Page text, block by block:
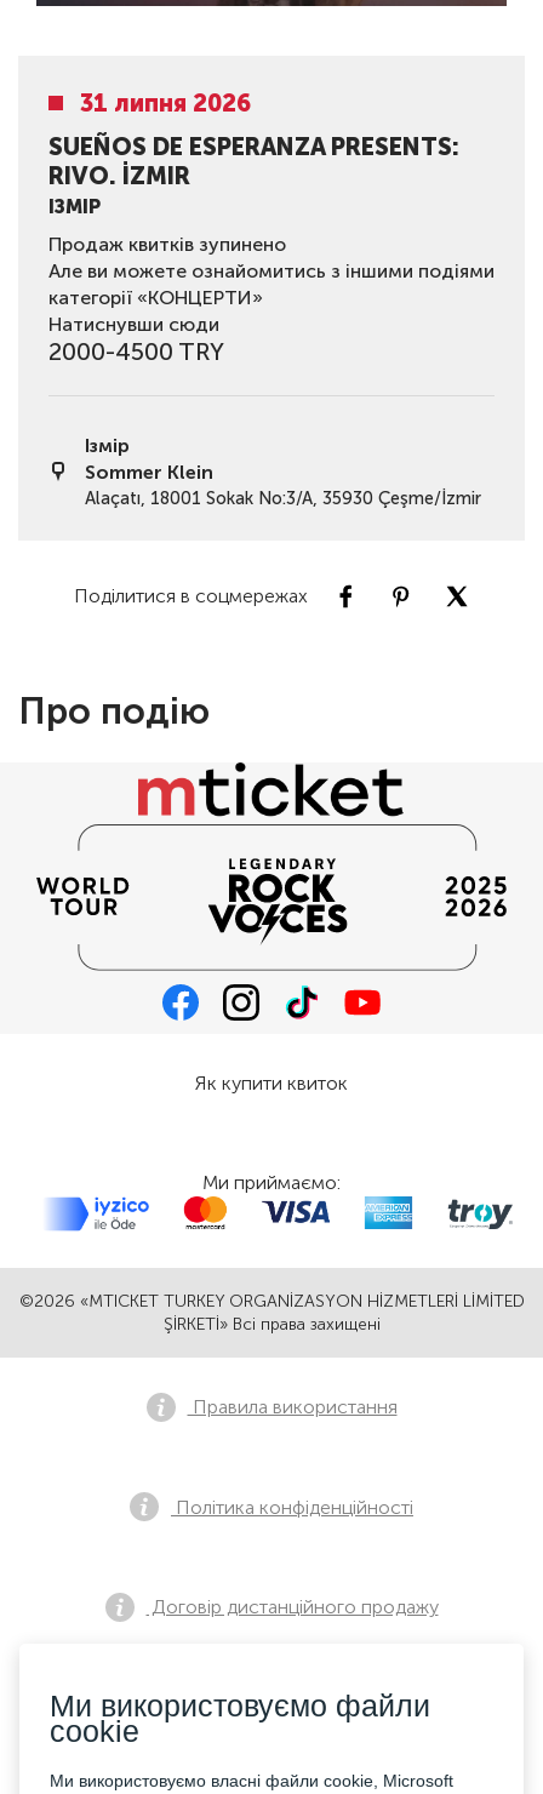
31 липня 2026
SUEÑOS DE ESPERANZA PRESENTS:
RIVO. İZMIR
ІЗМІР
Продаж квитків зупинено
Але ви можете ознайомитись з іншими подіями
категорії «КОНЦЕРТИ»
Натиснувши сюди
2000-4500 TRY
Ізмір
Sommer Klein
Alaçatı, 18001 Sokak No:3/A, 35930 Çeşme/İzmir
Поділитися в соцмережах
Про подію
©2026 «MTICKET TURKEY ORGANİZASYON HİZMETLERİ LİMİTED
ŞİRKETİ» Всі права захищені
Як купити квиток
Ми приймаємо:
Правила використання
Політика конфіденційності
Договір дистанційного продажу
Повідомлення про попередній продаж
Ми використовуємо файли
cookie
Ми використовуємо власні файли cookie, Microsoft